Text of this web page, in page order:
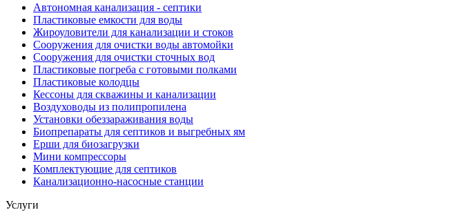
Автономная канализация - септики
Пластиковые емкости для воды
Жироуловители для канализации и стоков
Сооружения для очистки воды автомойки
Сооружения для очистки сточных вод
Пластиковые погреба с готовыми полками
Пластиковые колодцы
Кессоны для скважины и канализации
Воздуховоды из полипропилена
Установки обеззараживания воды
Биопрепараты для септиков и выгребных ям
Ерши для биозагрузки
Мини компрессоры
Комплектующие для септиков
Канализационно-насосные станции
Услуги